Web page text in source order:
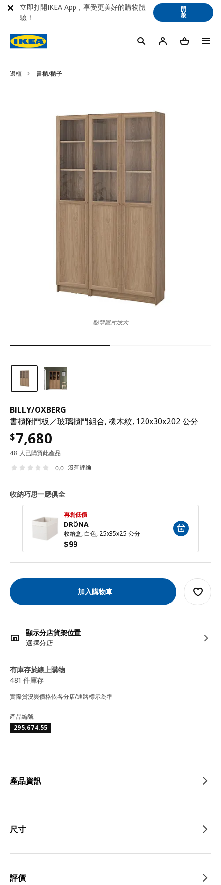
邊櫃 書櫃/櫃子
BILLY/OXBERG
書櫃附門板／玻璃櫃門組合, 橡木紋, 120x30x202 公分
$7,680
48 人已購買此產品
0.0 沒有評論
收納巧思一應俱全
再創低價
DRÖNA
收納盒, 白色, 25x35x25 公分
$99
加入購物車
顯示分店貨架位置
選擇分店
有庫存於線上購物
481 件庫存
實際貨況與價格依各分店/通路標示為準
點擊圖片放大
產品編號
295.674.55
產品資訊
尺寸
評價
立即打開IKEA App，享受更美好的購物體
驗！
開
啟